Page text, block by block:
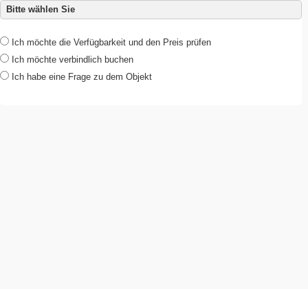
Bitte wählen Sie
Ich möchte die Verfügbarkeit und den Preis prüfen
Ich möchte verbindlich buchen
Ich habe eine Frage zu dem Objekt